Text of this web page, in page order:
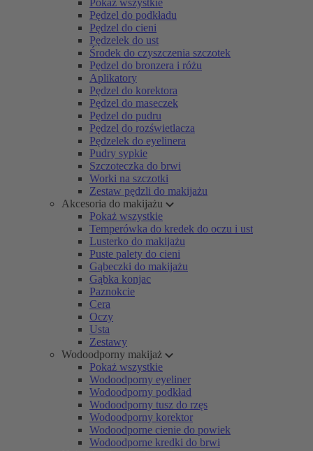
Pokaż wszystkie
Pędzel do podkładu
Pędzel do cieni
Pędzelek do ust
Środek do czyszczenia szczotek
Pędzel do bronzera i różu
Aplikatory
Pędzel do korektora
Pędzel do maseczek
Pędzel do pudru
Pędzel do rozświetlacza
Pędzelek do eyelinera
Pudry sypkie
Szczoteczka do brwi
Worki na szczotki
Zestaw pędzli do makijażu
Akcesoria do makijażu
Pokaż wszystkie
Temperówka do kredek do oczu i ust
Lusterko do makijażu
Puste palety do cieni
Gąbeczki do makijażu
Gąbka konjac
Paznokcie
Cera
Oczy
Usta
Zestawy
Wodoodporny makijaż
Pokaż wszystkie
Wodoodporny eyeliner
Wodoodporny podkład
Wodoodporny tusz do rzęs
Wodoodporny korektor
Wodoodporne cienie do powiek
Wodoodporne kredki do brwi